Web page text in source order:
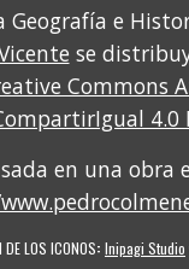
Geografía e
se
Commons
en una obra
LOS ICONOS: Inipagi Studio